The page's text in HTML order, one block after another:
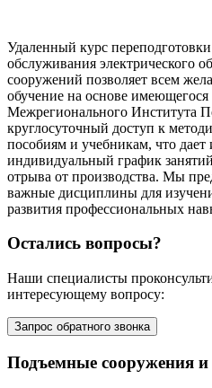
Удаленный курс
обслуживания электрического
сооружений позволяет всем
обучение на основе
Межрегионального Института
круглосуточный доступ к
пособиям и учебникам, что дает
индивидуальный график
отрыва от производства. Мы
важные дисциплины для
развития профессиональных
Остались вопросы?
Наши специалисты
интересующему вопросу:
Запрос обратного звонка
Подъемные сооружения